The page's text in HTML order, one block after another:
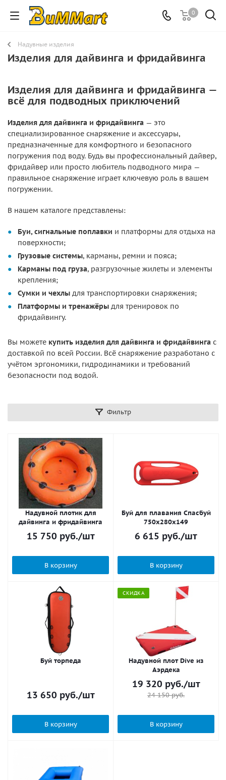
0
Надувные изделия
Изделия для дайвинга и фридайвинга
Изделия для дайвинга и фридайвинга —
всё для подводных приключений
Изделия для дайвинга и фридайвинга — это
специализированное снаряжение и аксессуары,
предназначенные для комфортного и безопасного
погружения под воду. Будь вы профессиональный дайвер,
фридайвер или просто любитель подводного мира —
правильное снаряжение играет ключевую роль в вашем
погружении.
В нашем каталоге представлены:
Буи, сигнальные поплавки и платформы для отдыха на
поверхности;
Грузовые системы, карманы, ремни и пояса;
Карманы под груза, разгрузочные жилеты и элементы
крепления;
Сумки и чехлы для транспортировки снаряжения;
Платформы и тренажёры для тренировок по
фридайвингу.
Вы можете купить изделия для дайвинга и фридайвинга с
доставкой по всей России. Всё снаряжение разработано с
учётом эргономики, гидродинамики и требований
безопасности под водой.
Фильтр
Надувной плотик для
дайвинга и фридайвинга
15 750 руб./шт
В корзину
Буй для плавания Спасбуй
750x280x149
6 615 руб./шт
В корзину
Буй торпеда
13 650 руб./шт
В корзину
СКИДКА
Надувной плот Dive из
Аэрдека
19 320 руб./шт
24 150руб.
В корзину